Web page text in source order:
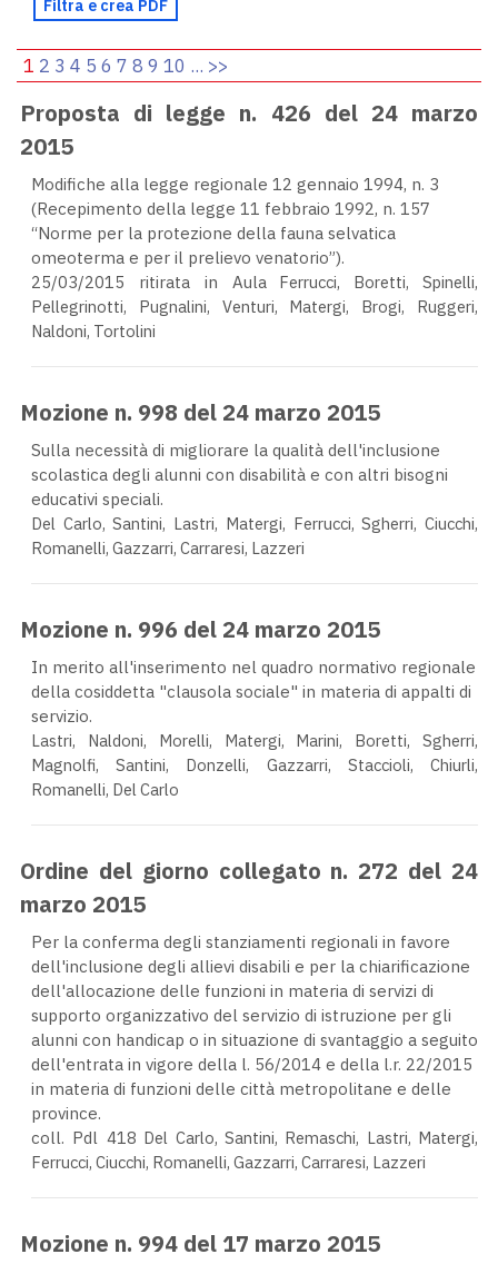
1 2 3 4 5 6 7 8 9 10 ... >>
Proposta di legge n. 426 del 24 marzo
2015
Modifiche alla legge regionale 12 gennaio 1994, n. 3
(Recepimento della legge 11 febbraio 1992, n. 157
“Norme per la protezione della fauna selvatica
omeoterma e per il prelievo venatorio”).
25/03/2015 ritirata in Aula Ferrucci, Boretti, Spinelli,
Pellegrinotti, Pugnalini, Venturi, Matergi, Brogi, Ruggeri,
Naldoni, Tortolini
Mozione n. 998 del 24 marzo 2015
Sulla necessità di migliorare la qualità dell'inclusione
scolastica degli alunni con disabilità e con altri bisogni
educativi speciali.
Del Carlo, Santini, Lastri, Matergi, Ferrucci, Sgherri, Ciucchi,
Romanelli, Gazzarri, Carraresi, Lazzeri
Mozione n. 996 del 24 marzo 2015
In merito all'inserimento nel quadro normativo regionale
della cosiddetta "clausola sociale" in materia di appalti di
servizio.
Lastri, Naldoni, Morelli, Matergi, Marini, Boretti, Sgherri,
Magnolfi, Santini, Donzelli, Gazzarri, Staccioli, Chiurli,
Romanelli, Del Carlo
Ordine del giorno collegato n. 272 del 24
marzo 2015
Per la conferma degli stanziamenti regionali in favore
dell'inclusione degli allievi disabili e per la chiarificazione
dell'allocazione delle funzioni in materia di servizi di
supporto organizzativo del servizio di istruzione per gli
alunni con handicap o in situazione di svantaggio a seguito
dell'entrata in vigore della l. 56/2014 e della l.r. 22/2015
in materia di funzioni delle città metropolitane e delle
province.
coll. Pdl 418 Del Carlo, Santini, Remaschi, Lastri, Matergi,
Ferrucci, Ciucchi, Romanelli, Gazzarri, Carraresi, Lazzeri
Mozione n. 994 del 17 marzo 2015